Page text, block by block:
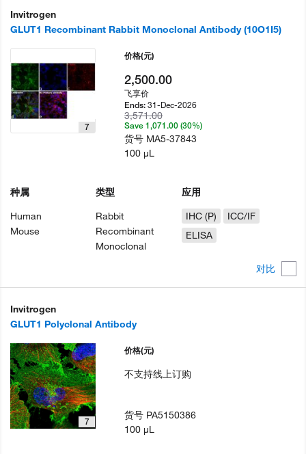
Invitrogen
GLUT1 Recombinant Rabbit Monoclonal Antibody (10O1I5)
对比
7
种属
Human
Mouse
类型
Rabbit
Recombinant
Monoclonal
应用
IHC (P)
ICC/IF
ELISA
价格(元)
2,500.00
飞享价
Ends:31-Dec-2026
3,571.00
Save 1,071.00 (30%)
货号 MA5-37843
100 µL
Invitrogen
GLUT1 Polyclonal Antibody
7
价格(元)
不支持线上订购
货号 PA5150386
100 µL